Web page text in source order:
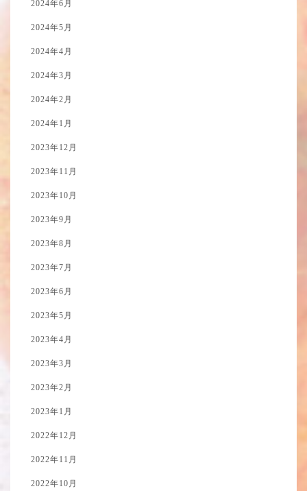
2024年6月
2024年5月
2024年4月
2024年3月
2024年2月
2024年1月
2023年12月
2023年11月
2023年10月
2023年9月
2023年8月
2023年7月
2023年6月
2023年5月
2023年4月
2023年3月
2023年2月
2023年1月
2022年12月
2022年11月
2022年10月